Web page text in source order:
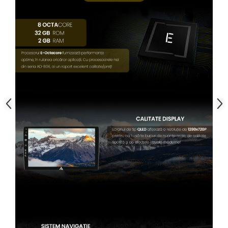
Conectică Kia
Conectică Hyundai
Conectică Mitsubishi